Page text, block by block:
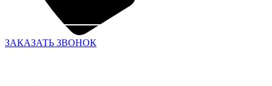
ЗАКАЗАТЬ ЗВОНОК